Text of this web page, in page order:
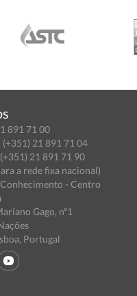
891 71 00
(+351) 21 891 71 04
21 891 71 90
a rede fixa nacional)
- Centro
Gago, nº1
Portugal